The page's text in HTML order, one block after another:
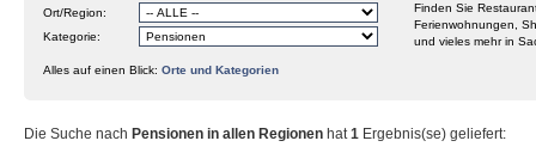
Ort/Region:
Kategorie:
Finden Sie
Ferienwohnungen,
und vieles mehr in
Alles auf einen Blick: Orte und Kategorien
Die Suche nach Pensionen in allen Regionen hat1 Ergebnis(se) geliefert: